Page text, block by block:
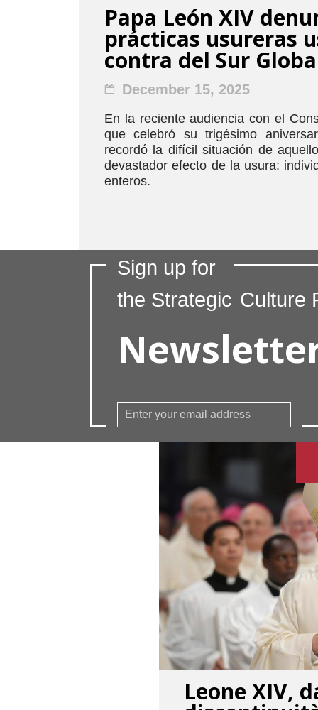
Papa León XIV
prácticas usureras
contra del Sur
December 15, 2025
En la reciente audiencia con el
que celebró su trigésimo
recordó la difícil situación de
devastador efecto de la usura:
enteros.
Sign up for
the Strategic Culture
Leone XIV,